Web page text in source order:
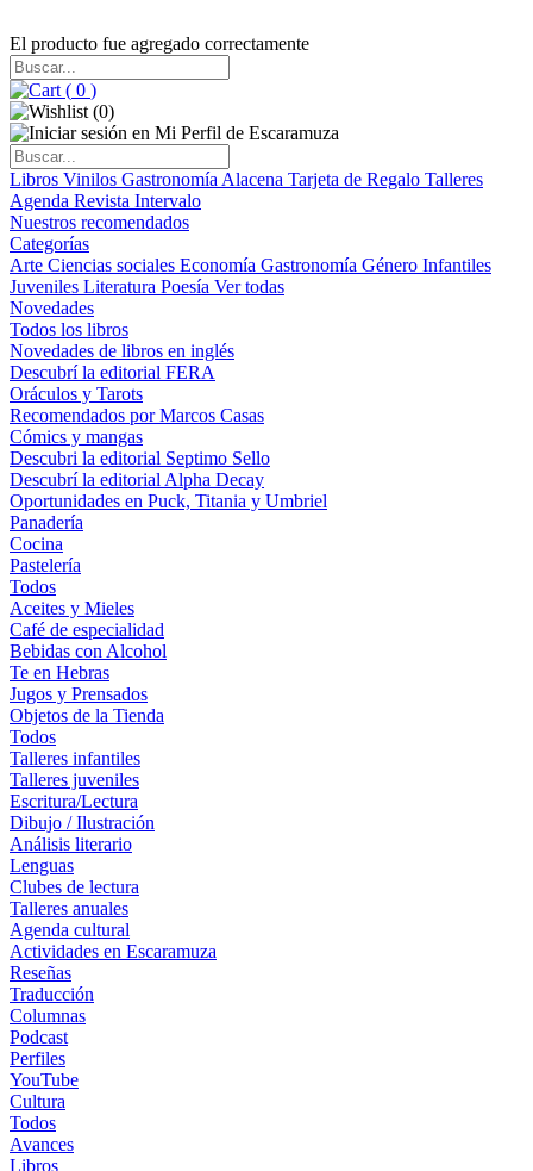
El producto fue agregado correctamente
( 0 )
(0)
Libros Vinilos Gastronomía Alacena Tarjeta de Regalo Talleres
Agenda Revista Intervalo
Nuestros recomendados
Categorías
Arte Ciencias sociales Economía Gastronomía Género Infantiles
Juveniles Literatura Poesía Ver todas
Novedades
Todos los libros
Novedades de libros en inglés
Descubrí la editorial FERA
Oráculos y Tarots
Recomendados por Marcos Casas
Cómics y mangas
Descubri la editorial Septimo Sello
Descubrí la editorial Alpha Decay
Oportunidades en Puck, Titania y Umbriel
Panadería
Cocina
Pastelería
Todos
Aceites y Mieles
Café de especialidad
Bebidas con Alcohol
Te en Hebras
Jugos y Prensados
Objetos de la Tienda
Todos
Talleres infantiles
Talleres juveniles
Escritura/Lectura
Dibujo / Ilustración
Análisis literario
Lenguas
Clubes de lectura
Talleres anuales
Agenda cultural
Actividades en Escaramuza
Reseñas
Traducción
Columnas
Podcast
Perfiles
YouTube
Cultura
Todos
Avances
Libros